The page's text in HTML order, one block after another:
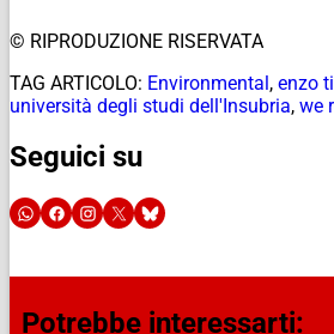
© RIPRODUZIONE RISERVATA
TAG ARTICOLO: Environmental, enzo
università degli studi dell'Insubria, we
Seguici su
Potrebbe interessarti: